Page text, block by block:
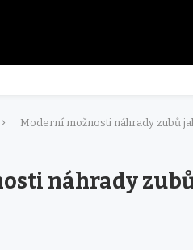
Moderní možnosti náhrady zubů
náhrady